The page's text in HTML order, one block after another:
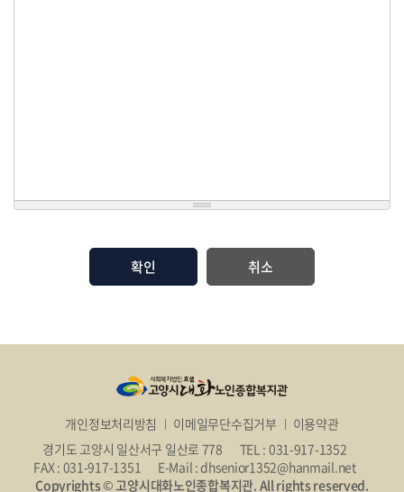
취소
개인정보처리방침 이메일무단수집거부
이용약관
경기도 고양시 일산서구 일산로 778
TEL : 031-917-1352
FAX : 031-917-1351
E-Mail : dhsenior1352@hanmail.net
Copyrights © 고양시대화노인종합복지관. All rights reserved.